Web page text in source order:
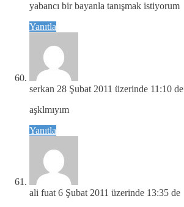
yabancı bir bayanla tanışmak istiyorum
Yanıtla
serkan 28 Şubat 2011 üzerinde 11:10 de
aşklmıyım
Yanıtla
ali fuat 6 Şubat 2011 üzerinde 13:35 de